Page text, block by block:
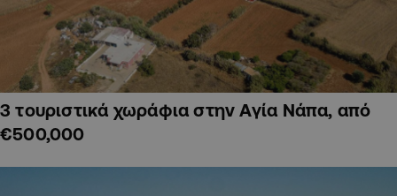
3 τουριστικά χωράφια στην Αγία Νάπα, από
€500,000